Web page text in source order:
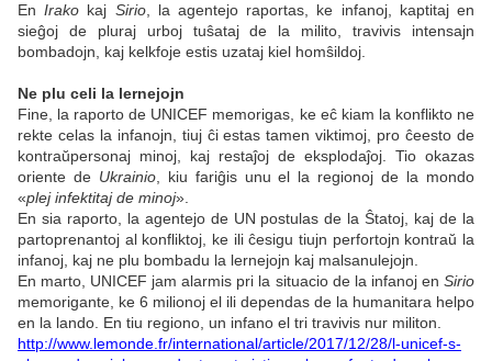
En Irako kaj Sirio, la agentejo raportas, ke infanoj, kaptitaj en
sieĝoj de pluraj urboj tuŝataj de la milito, travivis intensajn
bombadojn, kaj kelkfoje estis uzataj kiel homŝildoj.
Ne plu celi la lernejojn
Fine, la raporto de UNICEF memorigas, ke eĉ kiam la konflikto ne
rekte celas la infanojn, tiuj ĉi estas tamen viktimoj, pro ĉeesto de
kontraŭpersonaj minoj, kaj restaĵoj de eksplodaĵoj. Tio okazas
oriente de Ukrainio, kiu fariĝis unu el la regionoj de la mondo
«plej infektitaj de minoj».
En sia raporto, la agentejo de UN postulas de la Ŝtatoj, kaj de la
partoprenantoj al konfliktoj, ke ili ĉesigu tiujn perfortojn kontraŭ la
infanoj, kaj ne plu bombadu la lernejojn kaj malsanulejojn.
En marto, UNICEF jam alarmis pri la situacio de la infanoj en Sirio
memorigante, ke 6 milionoj el ili dependas de la humanitara helpo
en la lando. En tiu regiono, un infano el tri travivis nur militon.
http://www.lemonde.fr/international/article/2017/12/28/l-unicef-s-